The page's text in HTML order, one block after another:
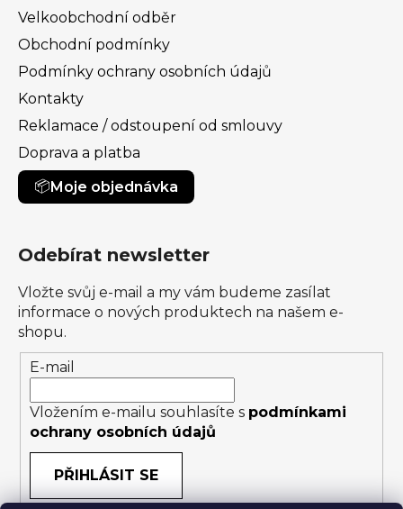
Velkoobchodní odběr
Obchodní podmínky
Podmínky ochrany osobních údajů
Kontakty
Reklamace / odstoupení od smlouvy
Doprava a platba
Moje objednávka
Odebírat newsletter
Vložte svůj e-mail a my vám budeme zasílat
informace o nových produktech na našem e-
shopu.
E-mail
Vložením e-mailu souhlasíte s podmínkami
ochrany osobních údajů
PŘIHLÁSIT SE